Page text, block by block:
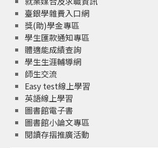
臺銀學雜費入口網
獎(助)學金專區
學生匯款通知專區
體適能成績查詢
學生生涯輔導網
師生交流
Easy test線上學習
英語線上學習
圖書館電子書
圖書館小論文專區
閱讀存摺推廣活動